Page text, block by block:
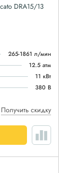
DRA15/13
265-1861 л/мин
12.5 атм
11 кВт
380 В
Получить скидку